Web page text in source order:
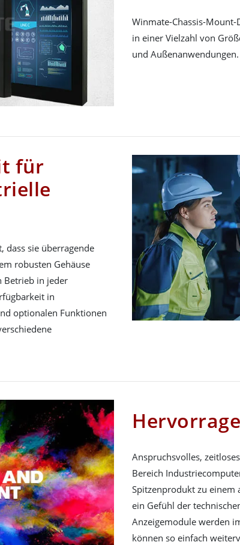
Winmate-Chassis-
in einer Vielzahl von
und Außenanwendungen.
für
sie überragende
robusten Gehäuse
Betrieb in jeder
in
optionalen Funktionen
Anspruchsvolles,
Bereich
Spitzenprodukt zu einem
ein Gefühl der
Anzeigemodule werden
können so einfach